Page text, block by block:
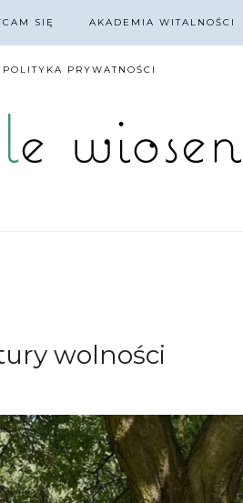
SIĘ AKADEMIA WITALNOŚCI
POLITYKA PRYWATNOŚCI
wolności